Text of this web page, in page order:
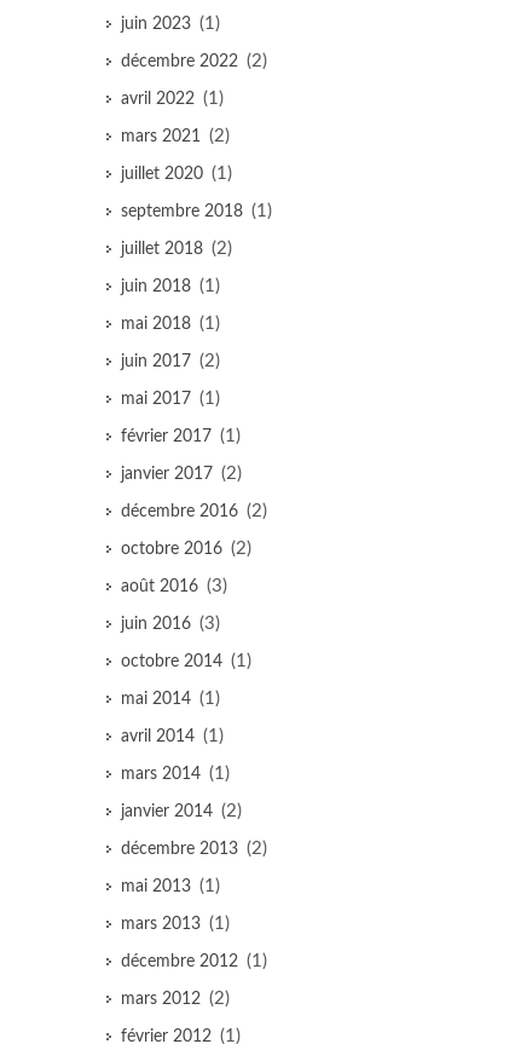
juin 2023 (1)
décembre 2022 (2)
avril 2022 (1)
mars 2021 (2)
juillet 2020 (1)
septembre 2018 (1)
juillet 2018 (2)
juin 2018 (1)
mai 2018 (1)
juin 2017 (2)
mai 2017 (1)
février 2017 (1)
janvier 2017 (2)
décembre 2016 (2)
octobre 2016 (2)
août 2016 (3)
juin 2016 (3)
octobre 2014 (1)
mai 2014 (1)
avril 2014 (1)
mars 2014 (1)
janvier 2014 (2)
décembre 2013 (2)
mai 2013 (1)
mars 2013 (1)
décembre 2012 (1)
mars 2012 (2)
février 2012 (1)